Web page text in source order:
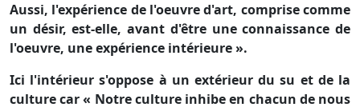
Aussi, l'expérience de l'oeuvre d'art, comprise comme
un désir, est-elle, avant d'être une connaissance de
l'oeuvre, une expérience intérieure ».
Ici l'intérieur s'oppose à un extérieur du su et de la
culture car « Notre culture inhibe en chacun de nous